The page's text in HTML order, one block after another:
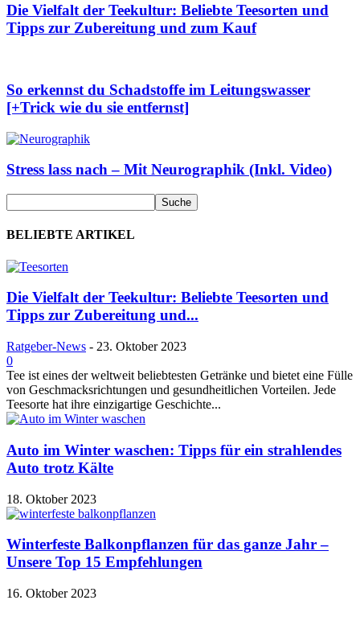
Die Vielfalt der Teekultur: Beliebte Teesorten und
Tipps zur Zubereitung und zum Kauf
So erkennst du Schadstoffe im Leitungswasser
[+Trick wie du sie entfernst]
Stress lass nach – Mit Neurographik (Inkl. Video)
BELIEBTE ARTIKEL
Die Vielfalt der Teekultur: Beliebte Teesorten und
Tipps zur Zubereitung und...
Ratgeber-News - 23. Oktober 2023
0
Tee ist eines der weltweit beliebtesten Getränke und bietet eine Fülle
von Geschmacksrichtungen und gesundheitlichen Vorteilen. Jede
Teesorte hat ihre einzigartige Geschichte...
Auto im Winter waschen: Tipps für ein strahlendes
Auto trotz Kälte
18. Oktober 2023
Winterfeste Balkonpflanzen für das ganze Jahr –
Unsere Top 15 Empfehlungen
16. Oktober 2023